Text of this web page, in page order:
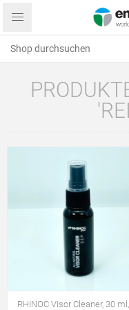
RHINOC Visor Cleaner, 30